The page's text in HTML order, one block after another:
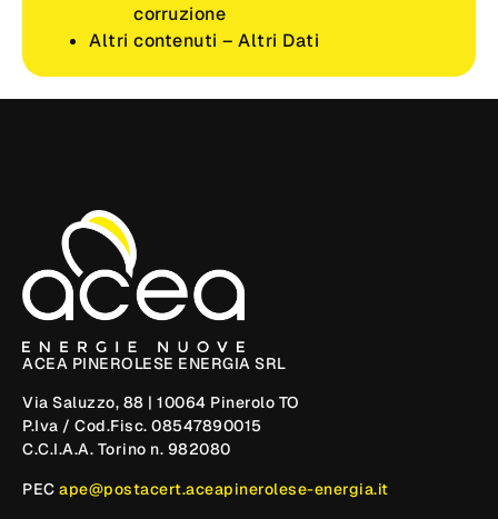
corruzione
Altri contenuti – Altri Dati
ACEA PINEROLESE ENERGIA SRL
Via Saluzzo, 88 | 10064 Pinerolo TO
P.Iva / Cod.Fisc. 08547890015
C.C.I.A.A. Torino n. 982080
PEC ape@postacert.aceapinerolese-energia.it